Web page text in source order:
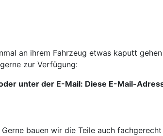
an ihrem Fahrzeug etwas kaputt
zur Verfügung:
unter der E-Mail: Diese E-Mail-
bauen wir die Teile auch